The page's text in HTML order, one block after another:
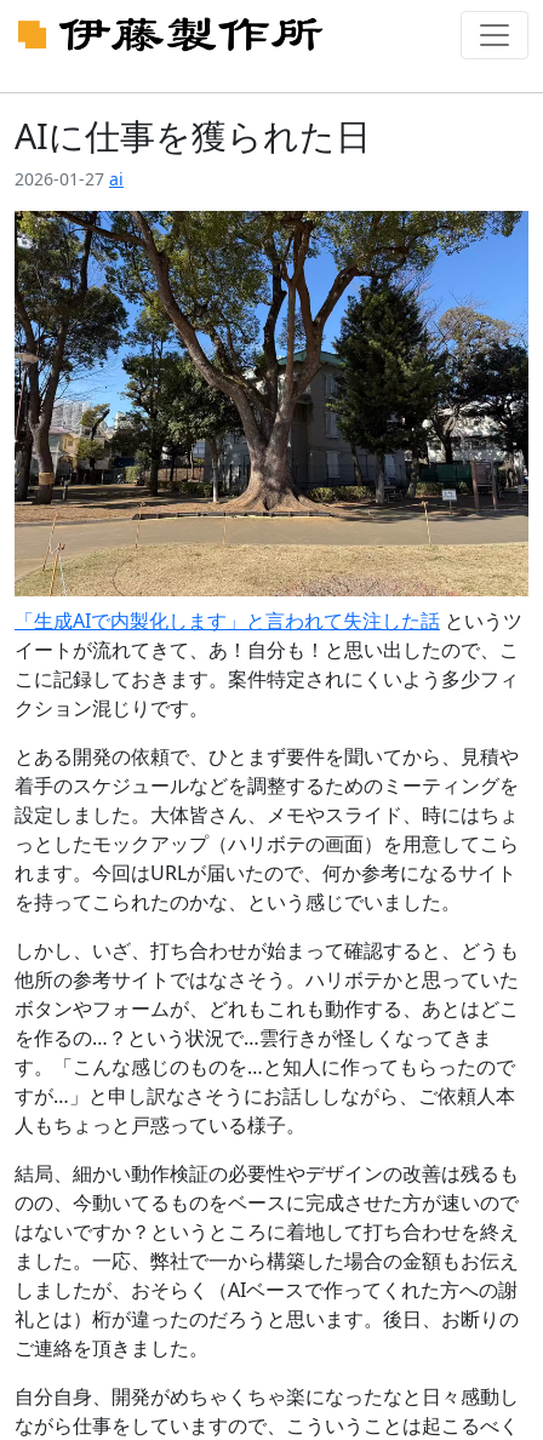
AIに仕事を獲られた日
2026-01-27 ai
「生成AIで内製化します」と言われて失注した話 というツ
イートが流れてきて、あ！自分も！と思い出したので、こ
こに記録しておきます。案件特定されにくいよう多少フィ
クション混じりです。
とある開発の依頼で、ひとまず要件を聞いてから、見積や
着手のスケジュールなどを調整するためのミーティングを
設定しました。大体皆さん、メモやスライド、時にはちょ
っとしたモックアップ（ハリボテの画面）を用意してこら
れます。今回はURLが届いたので、何か参考になるサイト
を持ってこられたのかな、という感じでいました。
しかし、いざ、打ち合わせが始まって確認すると、どうも
他所の参考サイトではなさそう。ハリボテかと思っていた
ボタンやフォームが、どれもこれも動作する、あとはどこ
を作るの…？という状況で…雲行きが怪しくなってきま
す。「こんな感じのものを…と知人に作ってもらったので
すが…」と申し訳なさそうにお話ししながら、ご依頼人本
人もちょっと戸惑っている様子。
結局、細かい動作検証の必要性やデザインの改善は残るも
のの、今動いてるものをベースに完成させた方が速いので
はないですか？というところに着地して打ち合わせを終え
ました。一応、弊社で一から構築した場合の金額もお伝え
しましたが、おそらく（AIベースで作ってくれた方への謝
礼とは）桁が違ったのだろうと思います。後日、お断りの
ご連絡を頂きました。
自分自身、開発がめちゃくちゃ楽になったなと日々感動し
ながら仕事をしていますので、こういうことは起こるべく